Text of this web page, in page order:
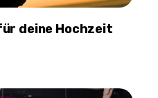
deine Hochzeit